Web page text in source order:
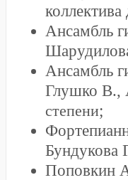
Ансамбль
Ансамбль
Глушко В.,
степени;
Поповкин